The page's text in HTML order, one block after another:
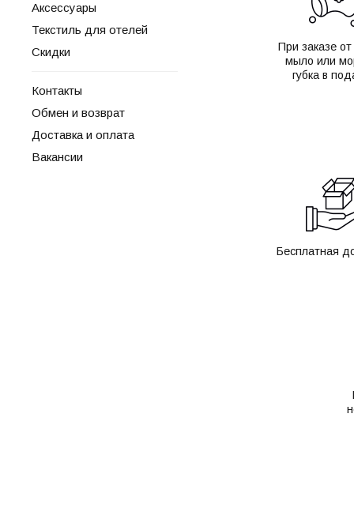
Аксессуары
Текстиль для отелей
Скидки
Контакты
Обмен и возврат
Доставка и оплата
Вакансии
При заказе
мыло или
губка в
Бесплатная